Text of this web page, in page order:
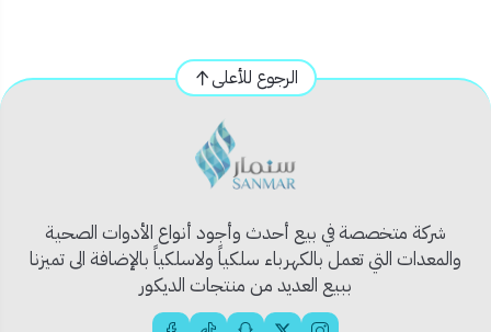
يونايتد
التركيب:سهل وسريع بدون أدوات معقدة
تناسب مختلف المشاريع
الرجوع للأعلى
شركة متخصصة في بيع أحدث وأجود أنواع الأدوات الصحية
والمعدات التي تعمل بالكهرباء سلكياً ولاسلكياً بالإضافة الى تميزنا
ببيع العديد من منتجات الديكور